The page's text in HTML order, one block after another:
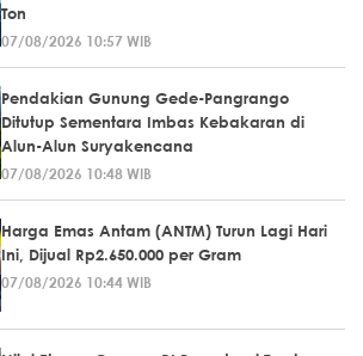
Ton
07/08/2026 10:57 WIB
Pendakian Gunung Gede-Pangrango
Ditutup Sementara Imbas Kebakaran di
Alun-Alun Suryakencana
07/08/2026 10:48 WIB
Harga Emas Antam (ANTM) Turun Lagi Hari
Ini, Dijual Rp2.650.000 per Gram
07/08/2026 10:44 WIB